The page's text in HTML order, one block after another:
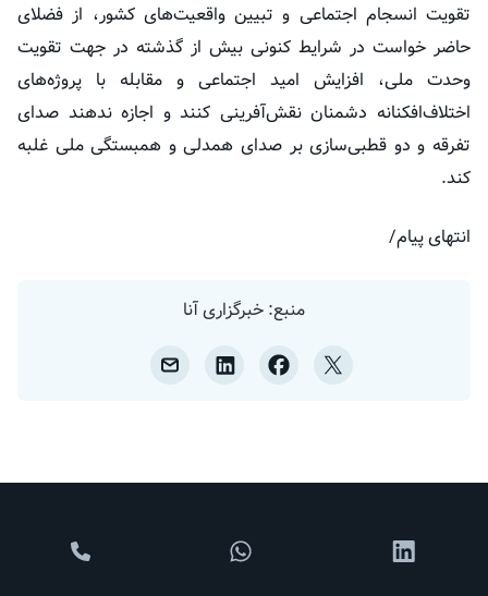
تقویت انسجام اجتماعی و تبیین واقعیت‌های کشور، از فضلای
حاضر خواست در شرایط کنونی بیش از گذشته در جهت تقویت
وحدت ملی، افزایش امید اجتماعی و مقابله با پروژه‌های
اختلاف‌افکنانه دشمنان نقش‌آفرینی کنند و اجازه ندهند صدای
تفرقه و دو قطبی‌سازی بر صدای همدلی و همبستگی ملی غلبه
کند.
انتهای پیام/
منبع: خبرگزاری آنا